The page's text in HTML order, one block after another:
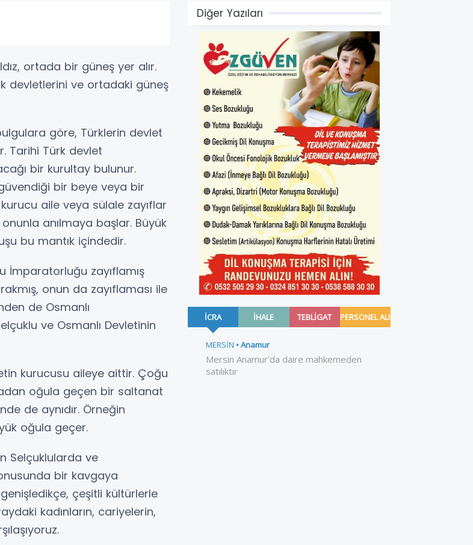
ortada bir güneş yer alır.
devletlerini ve ortadaki güneş
göre, Türklerin devlet
Tarihi Türk devlet
bir kurultay bulunur.
bir beye veya bir
aile veya sülale zayıflar
anılmaya başlar. Büyük
bu mantık içindedir.
İmparatorluğu zayıflamış
onun da zayıflaması ile
de Osmanlı
ve Osmanlı Devletinin
kurucusu aileye aittir. Çoğu
oğula geçen bir saltanat
de aynıdır. Örneğin
oğula geçer.
Selçuklularda ve
bir kavgaya
çeşitli kültürlerle
kadınların, cariyelerin,
Diğer Yazıları